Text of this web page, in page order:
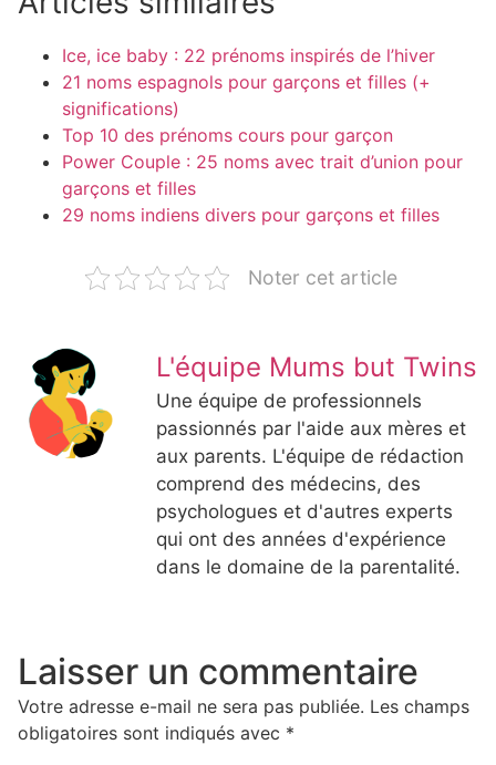
Ice, ice baby : 22 prénoms inspirés de l’hiver
21 noms espagnols pour garçons et filles (+
significations)
Top 10 des prénoms cours pour garçon
Power Couple : 25 noms avec trait d’union pour
garçons et filles
29 noms indiens divers pour garçons et filles
Noter cet article
L'équipe Mums but Twins
Une équipe de professionnels
passionnés par l'aide aux mères et
aux parents. L'équipe de rédaction
comprend des médecins, des
psychologues et d'autres experts
qui ont des années d'expérience
dans le domaine de la parentalité.
Laisser un commentaire
Votre adresse e-mail ne sera pas publiée. Les champs
obligatoires sont indiqués avec *